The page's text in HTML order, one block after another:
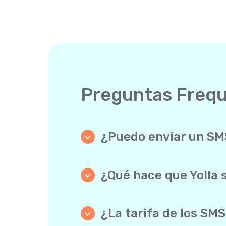
Preguntas
¿Puedo enviar un
¿Qué hace que
del destinatario para que sepa
¿La tarifa de los